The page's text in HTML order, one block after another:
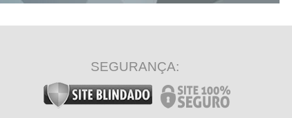
SEGURANÇA: